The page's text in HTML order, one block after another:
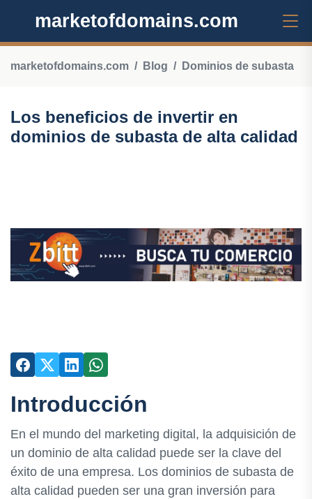
marketofdomains.com
marketofdomains.com Blog Dominios de subasta
Los beneficios de invertir en
dominios de subasta de alta calidad
Introducción
En el mundo del marketing digital, la adquisición de
un dominio de alta calidad puede ser la clave del
éxito de una empresa. Los dominios de subasta de
alta calidad pueden ser una gran inversión para